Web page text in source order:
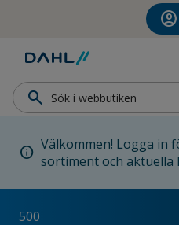
Hoppa till huvudinnehållet account_circle
search
info Välkommen! Logga in
sortiment och aktuella
500